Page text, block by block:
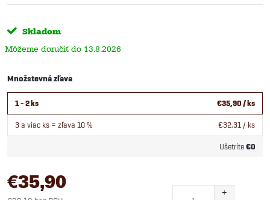
Skladom
13.8.2026
Množstevná zľava
1 - 2 ks €35,90/ ks
3 a viac ks = zľava 10 % €32,31 / ks
Ušetríte€0
€35,90